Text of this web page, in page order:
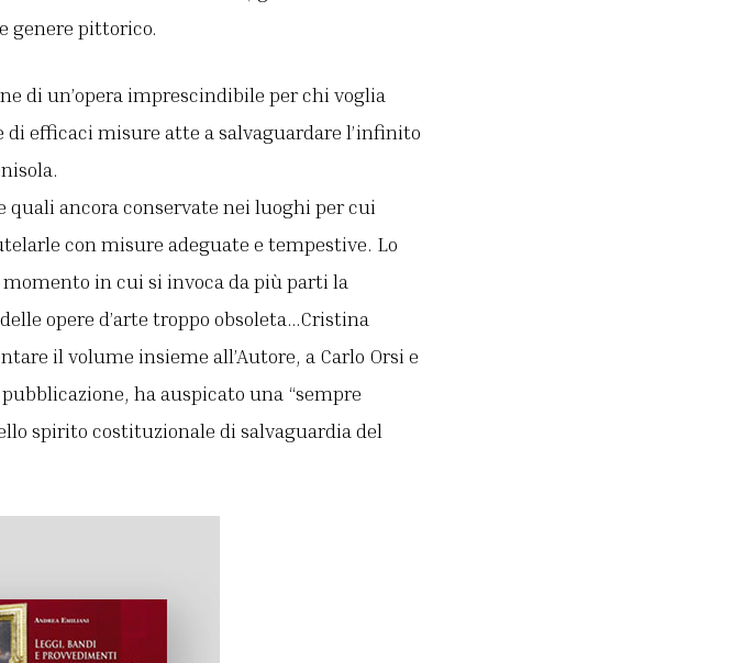
genere pittorico.
di un’opera imprescindibile per chi voglia
efficaci misure atte a salvaguardare l’infinito
quali ancora conservate nei luoghi per cui
con misure adeguate e tempestive. Lo
in cui si invoca da più parti la
opere d’arte troppo obsoleta…Cristina
il volume insieme all’Autore, a Carlo Orsi e
ha auspicato una “sempre
spirito costituzionale di salvaguardia del